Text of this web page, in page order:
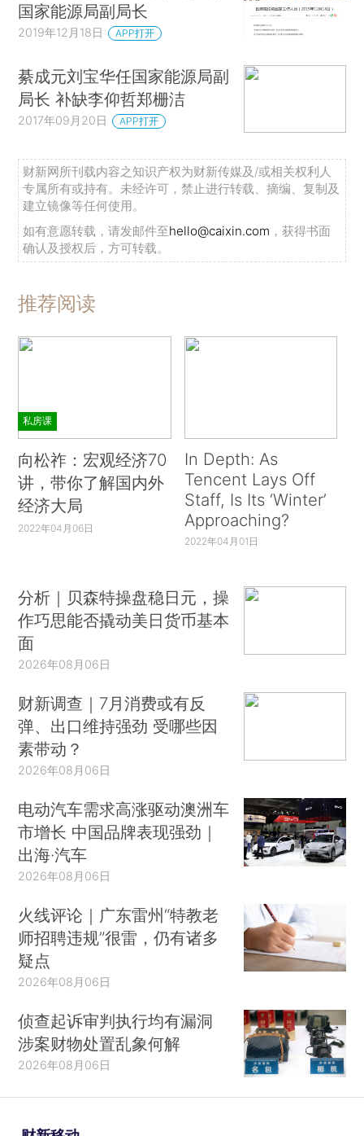
国家能源局副局长
2019年12月18日 APP打开
綦成元刘宝华任国家能源局副
局长 补缺李仰哲郑栅洁
2017年09月20日 APP打开
财新网所刊载内容之知识产权为财新传媒及/或相关权利人
专属所有或持有。未经许可，禁止进行转载、摘编、复制及
建立镜像等任何使用。
如有意愿转载，请发邮件至hello@caixin.com ，获得书面
确认及授权后，方可转载。
推荐阅读
私房课
向松祚：宏观经济70
讲，带你了解国内外
经济大局
2022年04月06日
In Depth: As
Tencent Lays Off
Staff, Is Its ‘Winter’
Approaching?
2022年04月01日
分析｜贝森特操盘稳日元，操
作巧思能否撬动美日货币基本
面
2026年08月06日
财新调查｜7月消费或有反
弹、出口维持强劲 受哪些因
素带动？
2026年08月06日
电动汽车需求高涨驱动澳洲车
市增长 中国品牌表现强劲｜
出海·汽车
2026年08月06日
火线评论｜广东雷州“特教老
师招聘违规”很雷，仍有诸多
疑点
2026年08月06日
侦查起诉审判执行均有漏洞
涉案财物处置乱象何解
2026年08月06日